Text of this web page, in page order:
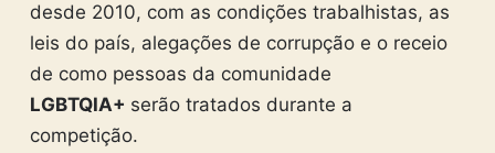
desde 2010, com as condições trabalhistas, as
leis do país, alegações de corrupção e o receio
de como pessoas da comunidade
LGBTQIA+ serão tratados durante a
competição.